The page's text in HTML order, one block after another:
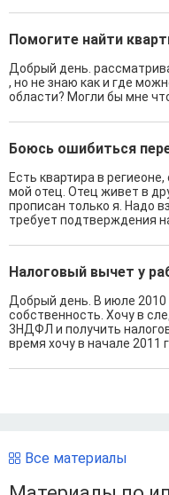
Помогите найти
Добрый день.
, но не знаю как и где
области? Могли бы мне
Боюсь ошибиться
Есть квартира в
мой отец. Отец живет в
прописан только я. Надо
требует подтверждения
Налоговый вычет у
Добрый день. В июле 2010
собственность. Хочу в
3НДФЛ и получить
время хочу в начале 2011
Все материалы